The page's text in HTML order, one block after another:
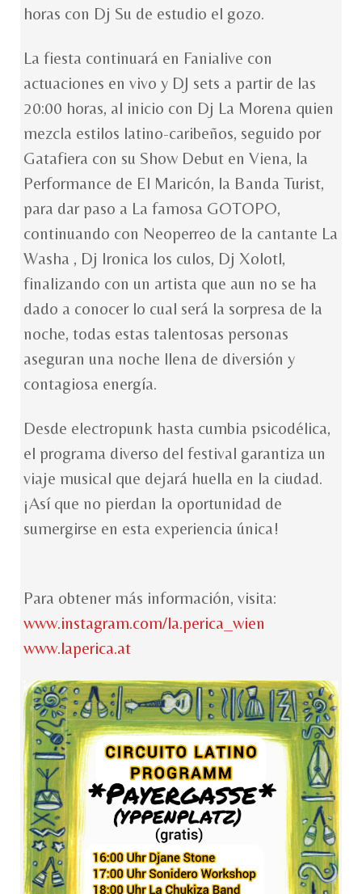
horas con Dj Su de estudio el gozo.
La fiesta continuará en Fanialive con
actuaciones en vivo y DJ sets a partir de las
20:00 horas, al inicio con Dj La Morena quien
mezcla estilos latino-caribeños, seguido por
Gatafiera con su Show Debut en Viena, la
Performance de El Maricón, la Banda Turist,
para dar paso a La famosa GOTOPO,
continuando con Neoperreo de la cantante La
Washa , Dj Ironica los culos, Dj Xolotl,
finalizando con un artista que aun no se ha
dado a conocer lo cual será la sorpresa de la
noche, todas estas talentosas personas
aseguran una noche llena de diversión y
contagiosa energía.
Desde electropunk hasta cumbia psicodélica,
el programa diverso del festival garantiza un
viaje musical que dejará huella en la ciudad.
¡Así que no pierdan la oportunidad de
sumergirse en esta experiencia única!
Para obtener más información, visita:
www.instagram.com/la.perica_wien
www.laperica.at